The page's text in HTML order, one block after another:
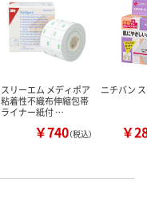
スリーエム メディポア
粘着性不織布伸縮包帯
ライナー紙付 …
￥740（税込）
ニチバン
￥